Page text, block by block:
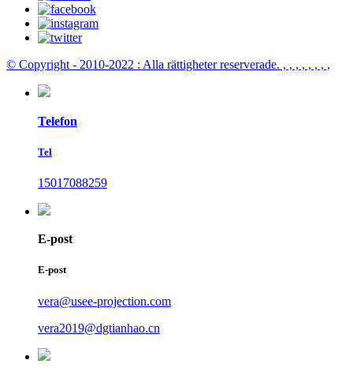
© Copyright - 2010-2022 : Alla rättigheter reserverade. , , , , , , , ,
Telefon
Tel
15017088259
E-post
E-post
vera@usee-projection.com
vera2019@dgtianhao.cn